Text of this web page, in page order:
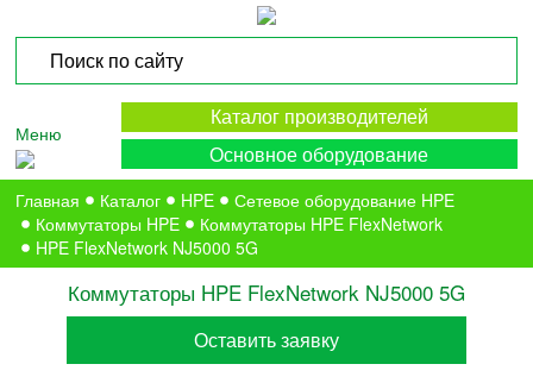
Меню
Каталог производителей
Основное оборудование
Главная Каталог HPE
Сетевое оборудование HPE
Коммутаторы HPE
Коммутаторы HPE FlexNetwork
HPE FlexNetwork NJ5000 5G
Коммутаторы HPE FlexNetwork NJ5000 5G
Оставить заявку